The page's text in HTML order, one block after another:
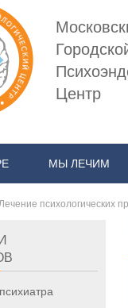
Центр
МЫ ЛЕЧИМ
психологических